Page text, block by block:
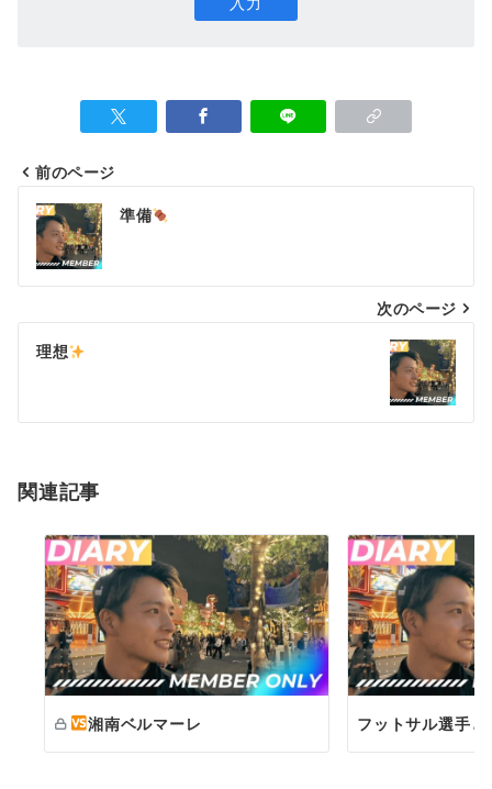
投
稿
ナ
ビ
ゲ
シ
ン
前のページ
準備
次のページ
理想
関連記事
湘南ベルマーレ フットサル選手と